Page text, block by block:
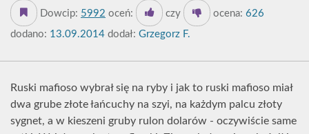
Dowcip: 5992 oceń: czy ocena: 626
dodano: 13.09.2014 dodał: Grzegorz F.
Ruski mafioso wybrał się na ryby i jak to ruski mafioso miał
dwa grube złote łańcuchy na szyi, na każdym palcu złoty
sygnet, a w kieszeni gruby rulon dolarów - oczywiście same